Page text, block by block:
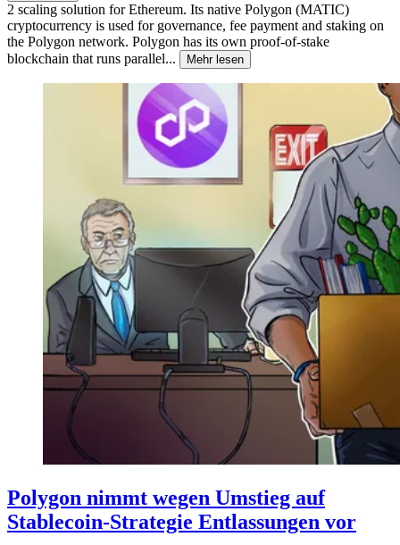
2 scaling solution for Ethereum. Its native Polygon (MATIC)
cryptocurrency is used for governance, fee payment and staking on
the Polygon network. Polygon has its own proof-of-stake
blockchain that runs parallel...
Mehr lesen
Polygon nimmt wegen Umstieg auf
Stablecoin-Strategie Entlassungen vor